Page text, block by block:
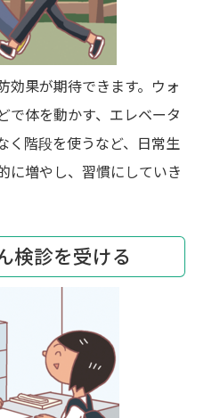
効果が期待できます。ウォ
で体を動かす、エレベータ
く階段を使うなど、日常生
に増やし、習慣にしていき
検診を受ける